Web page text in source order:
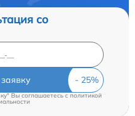
со
Вы соглашаетесь c политикой